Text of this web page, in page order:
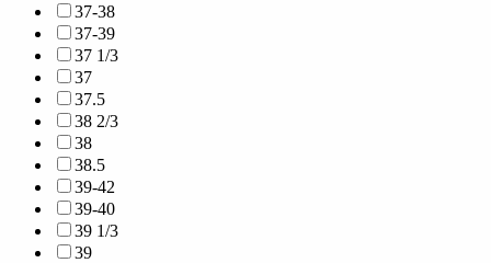
37-38
37-39
37 1/3
37
37.5
38 2/3
38
38.5
39-42
39-40
39 1/3
39